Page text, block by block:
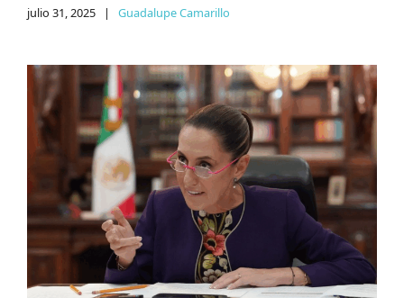
julio 31, 2025 | Guadalupe Camarillo